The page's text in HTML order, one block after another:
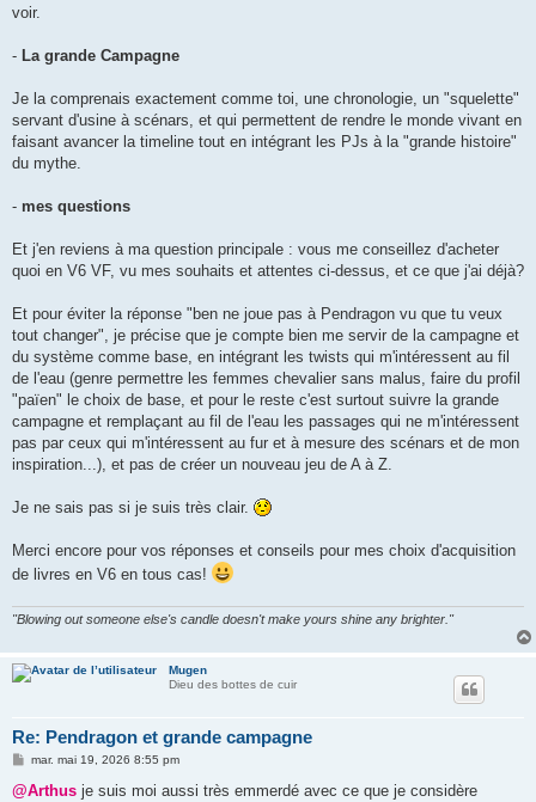
voir.
- La grande Campagne
Je la comprenais exactement comme toi, une chronologie, un "squelette"
servant d'usine à scénars, et qui permettent de rendre le monde vivant en
faisant avancer la timeline tout en intégrant les PJs à la "grande histoire"
du mythe.
- mes questions
Et j'en reviens à ma question principale : vous me conseillez d'acheter
quoi en V6 VF, vu mes souhaits et attentes ci-dessus, et ce que j'ai déjà?
Et pour éviter la réponse "ben ne joue pas à Pendragon vu que tu veux
tout changer", je précise que je compte bien me servir de la campagne et
du système comme base, en intégrant les twists qui m'intéressent au fil
de l'eau (genre permettre les femmes chevalier sans malus, faire du profil
"païen" le choix de base, et pour le reste c'est surtout suivre la grande
campagne et remplaçant au fil de l'eau les passages qui ne m'intéressent
pas par ceux qui m'intéressent au fur et à mesure des scénars et de mon
inspiration...), et pas de créer un nouveau jeu de A à Z.
Je ne sais pas si je suis très clair.
Merci encore pour vos réponses et conseils pour mes choix d'acquisition
de livres en V6 en tous cas!
"Blowing out someone else's candle doesn't make yours shine any brighter."
Mugen
Dieu des bottes de cuir
Re: Pendragon et grande campagne
M
s
mar. mai 19, 2026 8:55 pm
@Arthus je suis moi aussi très emmerdé avec ce que je considère